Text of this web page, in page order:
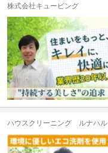
株式会社キュービング
ハウスクリーニング ルナハル